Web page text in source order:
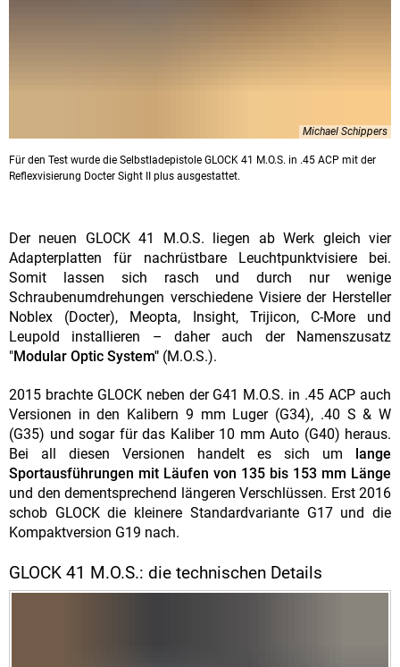
Michael Schippers
Für den Test wurde die Selbstladepistole GLOCK 41 M.O.S. in .45 ACP mit der
Reflexvisierung Docter Sight II plus ausgestattet.
Der neuen GLOCK 41 M.O.S. liegen ab Werk gleich vier
Adapterplatten für nachrüstbare Leuchtpunktvisiere bei.
Somit lassen sich rasch und durch nur wenige
Schraubenumdrehungen verschiedene Visiere der Hersteller
Noblex (Docter), Meopta, Insight, Trijicon, C-More und
Leupold installieren – daher auch der Namenszusatz
"Modular Optic System" (M.O.S.).
2015 brachte GLOCK neben der G41 M.O.S. in .45 ACP auch
Versionen in den Kalibern 9 mm Luger (G34), .40 S & W
(G35) und sogar für das Kaliber 10 mm Auto (G40) heraus.
Bei all diesen Versionen handelt es sich um
lange
Sportausführungen mit Läufen von 135 bis 153 mm Länge
und den dementsprechend längeren Verschlüssen. Erst 2016
schob GLOCK die kleinere Standardvariante G17 und die
Kompaktversion G19 nach.
GLOCK 41 M.O.S.: die technischen Details